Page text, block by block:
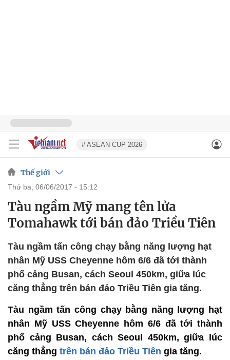
# ASEAN CUP 2026
Thế giới
thứ ba, 06/06/2017 - 15:12
Tàu ngầm Mỹ mang tên lửa
Tomahawk tới bán đảo Triều Tiên
Tàu ngầm tấn công chạy bằng năng lượng hạt
nhân Mỹ USS Cheyenne hôm 6/6 đã tới thành
phố cảng Busan, cách Seoul 450km, giữa lúc
căng thẳng trên bán đảo Triều Tiên gia tăng.
Tàu ngầm tấn công chạy bằng năng lượng hạt
nhân Mỹ USS Cheyenne hôm 6/6 đã tới thành
phố cảng Busan, cách Seoul 450km, giữa lúc
căng thẳng trên bán đảo Triều Tiên gia tăng.